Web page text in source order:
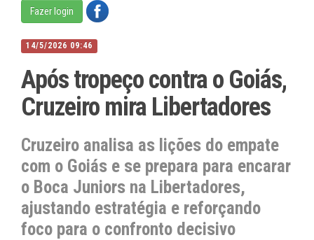
Fazer login
14/5/2026 09:46
Após tropeço contra o Goiás,
Cruzeiro mira Libertadores
Cruzeiro analisa as lições do empate
com o Goiás e se prepara para encarar
o Boca Juniors na Libertadores,
ajustando estratégia e reforçando
foco para o confronto decisivo